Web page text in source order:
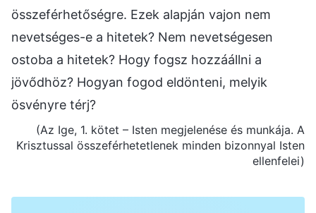
összeférhetőségre. Ezek alapján vajon nem
nevetséges-e a hitetek? Nem nevetségesen
ostoba a hitetek? Hogy fogsz hozzáállni a
jövődhöz? Hogyan fogod eldönteni, melyik
ösvényre térj?
(Az Ige, 1. kötet – Isten megjelenése és munkája. A
Krisztussal összeférhetetlenek minden bizonnyal Isten
ellenfelei)